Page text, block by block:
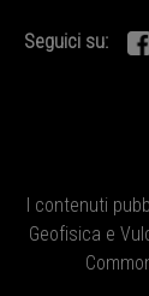
Seguici su:
I contenuti
Geofisica e